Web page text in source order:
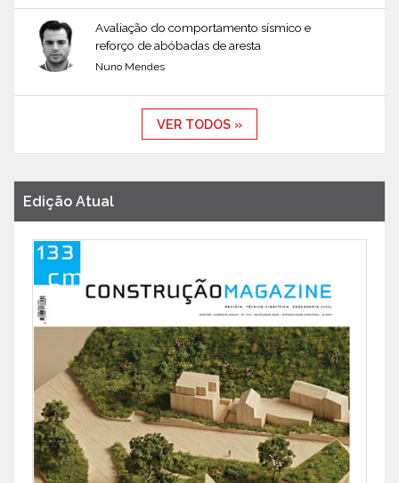
Avaliação do comportamento sísmico e
reforço de abóbadas de aresta
Nuno Mendes
VER TODOS »
Edição Atual